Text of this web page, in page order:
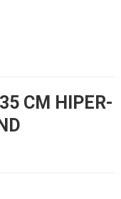
CM HIPER-